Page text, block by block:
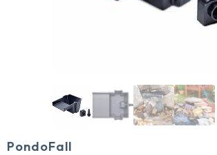
PondoFall